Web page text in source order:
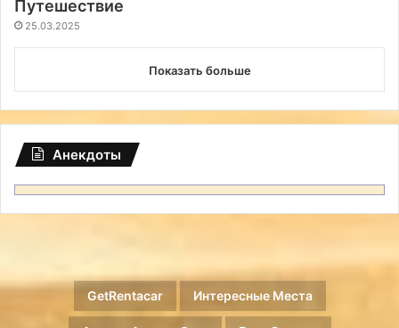
Путешествие
25.03.2025
Показать больше
Анекдоты
GetRentacar Интересные Места